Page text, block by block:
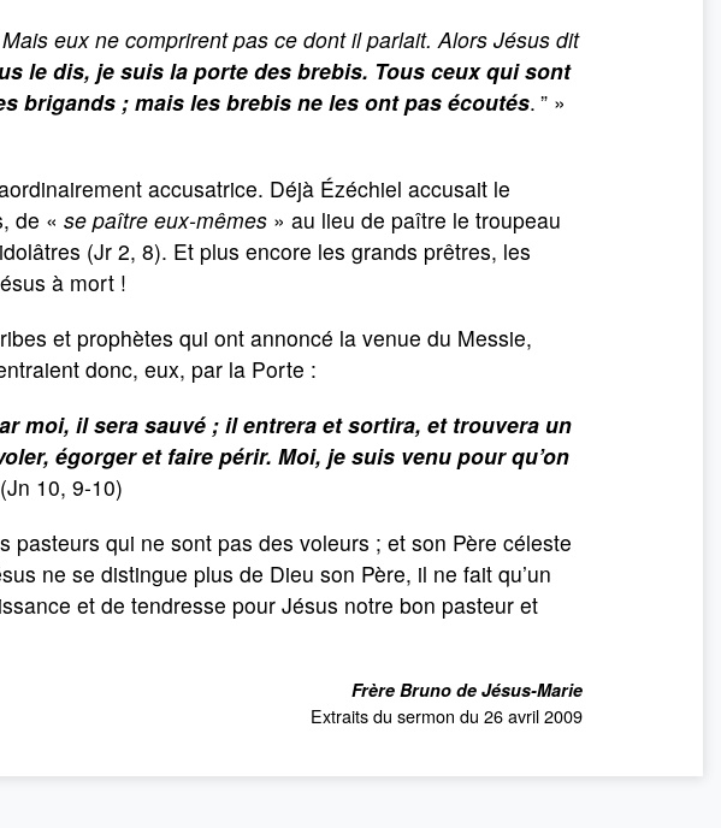
eux ne comprirent pas ce dont il parlait. Alors Jésus dit
le dis, je suis la porte des brebis. Tous ceux qui sont
brigands ; mais les brebis ne les ont pas écoutés. ” »
accusatrice. Déjà Ézéchiel accusait le
de « se paître eux-mêmes » au lieu de paître le troupeau
(Jr 2, 8). Et plus encore les grands prêtres, les
à mort !
et prophètes qui ont annoncé la venue du Messie,
donc, eux, par la Porte :
moi, il sera sauvé ; il entrera et sortira, et trouvera un
égorger et faire périr. Moi, je suis venu pour qu’on
10, 9-10)
qui ne sont pas des voleurs ; et son Père céleste
ne se distingue plus de Dieu son Père, il ne fait qu’un
et de tendresse pour Jésus notre bon pasteur et
Frère Bruno de Jésus-Marie
Extraits du sermon du 26 avril 2009